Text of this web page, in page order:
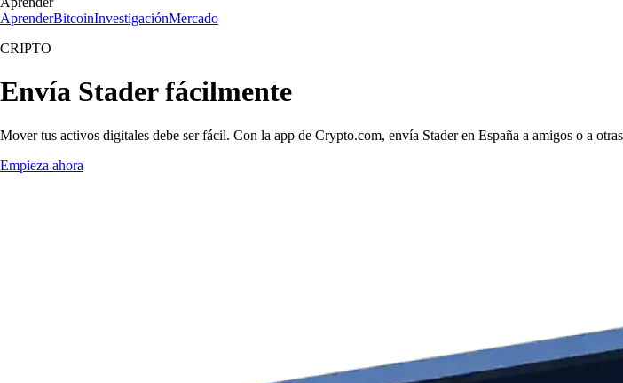
AprenderBitcoinInvestigaciónMercado
CRIPTO
Envía Stader fácilmente
Mover tus activos digitales debe ser fácil. Con la app de Crypto.com, envía Stader en España a amigos o a
Empieza ahora